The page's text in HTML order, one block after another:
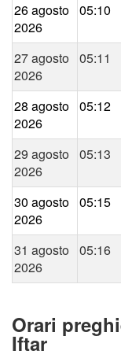
26 agosto
2026
05:10
27 agosto
2026
05:11
28 agosto
2026
05:12
29 agosto
2026
05:13
30 agosto
2026
05:15
31 agosto
2026
05:16
Orari
Iftar